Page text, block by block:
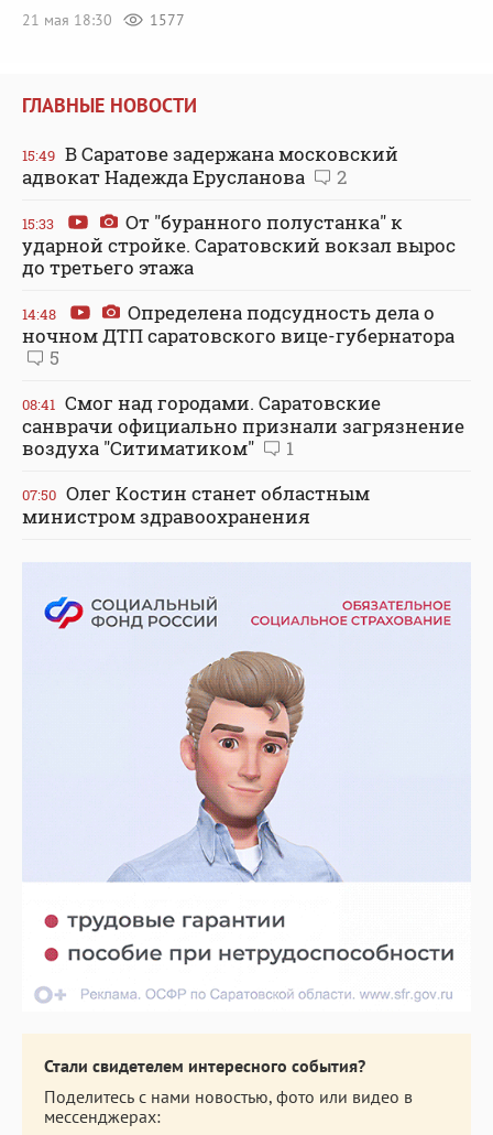
21 мая 18:30
1577
ГЛАВНЫЕ НОВОСТИ
15:49 В Саратове задержана московский
адвокат Надежда Ерусланова
2
15:33
От "буранного полустанка" к
ударной стройке. Саратовский вокзал вырос
до третьего этажа
14:48
Определена подсудность дела о
ночном ДТП саратовского вице-губернатора
5
08:41 Смог над городами. Саратовские
санврачи официально признали загрязнение
воздуха "Ситиматиком"
1
07:50 Олег Костин станет областным
министром здравоохранения
Стали свидетелем интересного события?
Поделитесь с нами новостью, фото или видео в
мессенджерах: